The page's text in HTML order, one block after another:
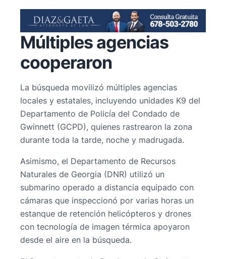
Múltiples agencias
cooperaron
La búsqueda movilizó múltiples agencias
locales y estatales, incluyendo unidades K9 del
Departamento de Policía del Condado de
Gwinnett (GCPD), quienes rastrearon la zona
durante toda la tarde, noche y madrugada.
Asimismo, el Departamento de Recursos
Naturales de Georgia (DNR) utilizó un
submarino operado a distancia equipado con
cámaras que inspeccionó por varias horas un
estanque de retención helicópteros y drones
con tecnología de imagen térmica apoyaron
desde el aire en la búsqueda.